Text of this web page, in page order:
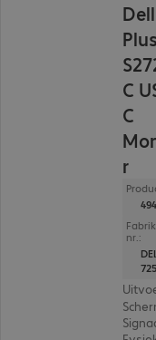
Plus
C
C
r
nr.: